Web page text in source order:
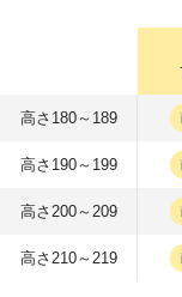
高さ180～189
高さ190～199
高さ200～209
高さ210～219